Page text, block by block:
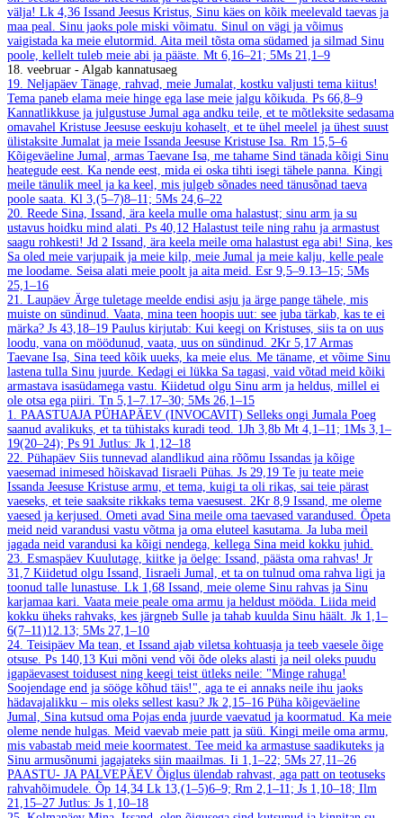
välja! Lk 4,36 Issand Jeesus Kristus, Sinu käes on kõik meelevald taevas ja
maa peal. Sinu jaoks pole miski võimatu. Sinul on vägi ja võimus
vaigistada ka meie elutormid. Aita meil tõsta oma südamed ja silmad Sinu
poole, kellelt tuleb meie abi ja pääste. Mt 6,16–21; 5Ms 21,1–9
18. veebruar - Algab kannatusaeg
19. Neljapäev Tänage, rahvad, meie Jumalat, kostku valjusti tema kiitus!
Tema paneb elama meie hinge ega lase meie jalgu kõikuda. Ps 66,8–9
Kannatlikkuse ja julgustuse Jumal aga andku teile, et te mõtleksite sedasama
omavahel Kristuse Jeesuse eeskuju kohaselt, et te ühel meelel ja ühest suust
ülistaksite Jumalat ja meie Issanda Jeesuse Kristuse Isa. Rm 15,5–6
Kõigeväeline Jumal, armas Taevane Isa, me tahame Sind tänada kõigi Sinu
heategude eest. Ka nende eest, mida ei oska tihti isegi tähele panna. Kingi
meile tänulik meel ja ka keel, mis julgeb sõnades need tänusõnad taeva
poole saata. Kl 3,(5–7)8–11; 5Ms 24,6–22
20. Reede Sina, Issand, ära keela mulle oma halastust; sinu arm ja su
ustavus hoidku mind alati. Ps 40,12 Halastust teile ning rahu ja armastust
saagu rohkesti! Jd 2 Issand, ära keela meile oma halastust ega abi! Sina, kes
Sa oled meie varjupaik ja meie kilp, meie Jumal ja meie kalju, kelle peale
me loodame. Seisa alati meie poolt ja aita meid. Esr 9,5–9.13–15; 5Ms
25,1–16
21. Laupäev Ärge tuletage meelde endisi asju ja ärge pange tähele, mis
muiste on sündinud. Vaata, mina teen hoopis uut: see juba tärkab, kas te ei
märka? Js 43,18–19 Paulus kirjutab: Kui keegi on Kristuses, siis ta on uus
loodu, vana on möödunud, vaata, uus on sündinud. 2Kr 5,17 Armas
Taevane Isa, Sina teed kõik uueks, ka meie elus. Me täname, et võime Sinu
lastena tulla Sinu juurde. Kedagi ei lükka Sa tagasi, vaid võtad meid kõiki
armastava isasüdamega vastu. Kiidetud olgu Sinu arm ja heldus, millel ei
ole otsa ega piiri. Tn 5,1–7.17–30; 5Ms 26,1–15
1. PAASTUAJA PÜHAPÄEV (INVOCAVIT) Selleks ongi Jumala Poeg
saanud avalikuks, et ta tühistaks kuradi teod. 1Jh 3,8b Mt 4,1–11; 1Ms 3,1–
19(20–24); Ps 91 Jutlus: Jk 1,12–18
22. Pühapäev Siis tunnevad alandlikud aina rõõmu Issandas ja kõige
vaesemad inimesed hõiskavad Iisraeli Pühas. Js 29,19 Te ju teate meie
Issanda Jeesuse Kristuse armu, et tema, kuigi ta oli rikas, sai teie pärast
vaeseks, et teie saaksite rikkaks tema vaesusest. 2Kr 8,9 Issand, me oleme
vaesed ja kerjused. Ometi avad Sina meile oma taevased varandused. Õpeta
meid neid varandusi vastu võtma ja oma eluteel kasutama. Ja luba meil
jagada neid varandusi ka kõigi nendega, kellega Sina meid kokku juhid.
23. Esmaspäev Kuulutage, kiitke ja öelge: Issand, päästa oma rahvas! Jr
31,7 Kiidetud olgu Issand, Iisraeli Jumal, et ta on tulnud oma rahva ligi ja
toonud talle lunastuse. Lk 1,68 Issand, meie oleme Sinu rahvas ja Sinu
karjamaa kari. Vaata meie peale oma armu ja heldust mööda. Liida meid
kokku üheks rahvaks, kes järgneb Sulle ja tahab kuulda Sinu häält. Jk 1,1–
6(7–11)12.13; 5Ms 27,1–10
24. Teisipäev Ma tean, et Issand ajab viletsa kohtuasja ja teeb vaesele õige
otsuse. Ps 140,13 Kui mõni vend või õde oleks alasti ja neil oleks puudu
igapäevasest toidusest ning keegi teist ütleks neile: "Minge rahuga!
Soojendage end ja sööge kõhud täis!", aga te ei annaks neile ihu jaoks
hädavajalikku – mis oleks sellest kasu? Jk 2,15–16 Püha kõigeväeline
Jumal, Sina kutsud oma Pojas enda juurde vaevatud ja koormatud. Ka meie
oleme nende hulgas. Meid vaevab meie patt ja süü. Kingi meile oma armu,
mis vabastab meid meie koormatest. Tee meid ka armastuse saadikuteks ja
Sinu armusõnumi jagajateks siin maailmas. Ii 1,1–22; 5Ms 27,11–26
PAASTU- JA PALVEPÄEV Õiglus ülendab rahvast, aga patt on teotuseks
rahvahõimudele. Õp 14,34 Lk 13,(1–5)6–9; Rm 2,1–11; Js 1,10–18; Ilm
21,15–27 Jutlus: Js 1,10–18